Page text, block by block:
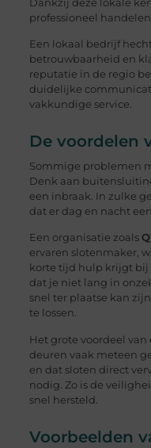
professioneel handelen.
Een lokaal bedrijf
betrouwbaarheid en
reputatie in de regio
duidelijke
vakkundige service.
De voordelen
Sommige problemen
Denk aan
een inbraak. In zulke
dat er dag en nacht
Een organisatie zoals
ervaren slotenmaker,
korte tijd hulp krijgt
dat je niet lang in
snel ter plaatse kan
te lossen.
Het grote voordeel
deuren vaak meteen
en dat sloten direct
nodig. Zo is de
snel hersteld.
Voorbeelden